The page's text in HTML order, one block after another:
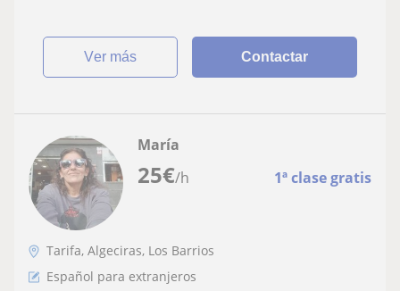
ver más Contactar
25€/h 1ª clase gratis
María
Tarifa, Algeciras, Los Barrios
Español para extranjeros